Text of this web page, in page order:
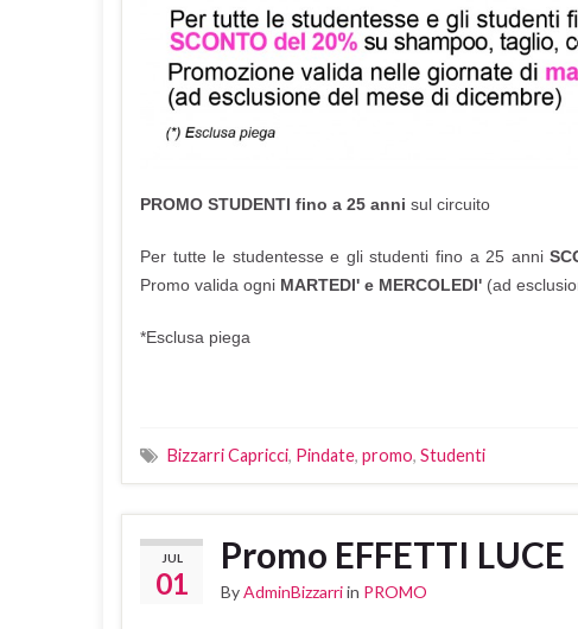
PROMO STUDENTI fino a 25 anni sul circuito
Per tutte le studentesse e gli studenti fino a 25 anni
Promo valida ogni MARTEDI' e MERCOLEDI' (ad
*Esclusa piega
Bizzarri Capricci, Pindate, promo, Studenti
JUL
01
Promo EFFETTI LUCE
ByAdminBizzarriin PROMO